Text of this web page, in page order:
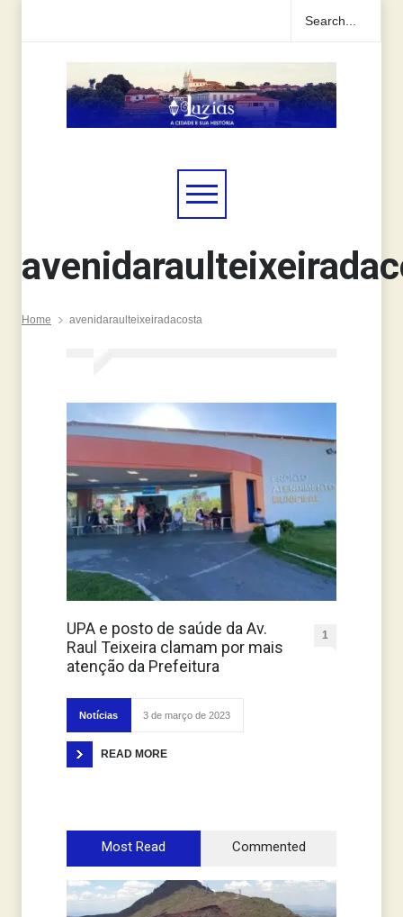
Home avenidaraulteixeiradacosta
UPA e posto de saúde da Av.
Raul Teixeira clamam por mais
atenção da Prefeitura
1
Notícias 3 de março de 2023
READ MORE
Most Read Commented